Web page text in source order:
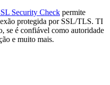
Security Check permite
protegida por SSL/TLS. TI
se é confiável como autoridade
e muito mais.